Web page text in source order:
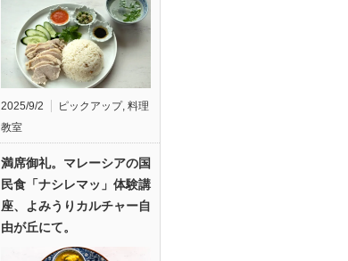
2025/9/2 ピックアップ, 料理
教室
満席御礼。マレーシアの国
民食「ナシレマッ」体験講
座、よみうりカルチャー自
由が丘にて。